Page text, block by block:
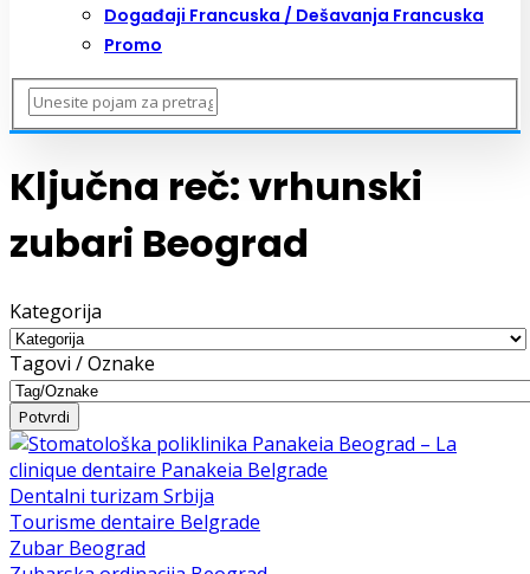
Događaji Francuska / Dešavanja Francuska
Promo
Ključna reč:vrhunski
zubari Beograd
Kategorija
Tagovi / Oznake
Dentalni turizam Srbija
Tourisme dentaire Belgrade
Zubar Beograd